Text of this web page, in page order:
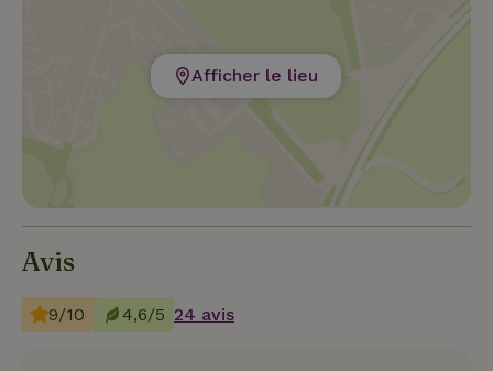
Afficher le lieu
Avis
9/10 4,6/5 24 avis